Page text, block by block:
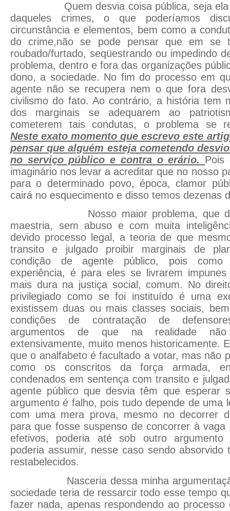
Quem desvia coisa pública, seja ela o
daqueles crimes, o que poderíamos
circunstância e elementos, bem como a
do crime,não se pode pensar que em se
roubado/furtado, seqüestrando ou impedindo
problema, dentro e fora das organizações
dono, a sociedade. No fim do processo em
agente não se recupera nem o que fora
civilismo do fato. Ao contrário, a história tem
dos marginais se adequarem ao
cometerem tais condutas, o problema se
Neste exato momento que escrevo este
pensar que alguém esteja cometendo
no serviço público e contra o erário. Pois
imaginário nos levar a acreditar que no nosso
para o determinado povo, época, clamor
cairá no esquecimento e disso temos dezenas
Nosso maior problema, que
maestria, sem abuso e com muita
devido processo legal, a teoria de que
transito e julgado proibir marginais de
condição de agente público, pois
experiência, é para eles se livrarem
mais dura na justiça social, comum. No
privilegiado como se foi instituído é uma
existissem duas ou mais classes sociais,
condições de contratação de
argumentos de que na realidade não
extensivamente, muito menos historicamente.
que o analfabeto é facultado a votar, mas não
como os conscritos da força armada,
condenados em sentença com transito e
agente público que desvia têm que esperar
argumento é falho, pois tudo depende de uma
com uma mera prova, mesmo no decorrer
para que fosse suspenso de concorrer à
efetivos, poderia até sob outro argumento
poderia assumir, nesse caso sendo absorvido
restabelecidos.
Nasceria dessa minha argumentação
sociedade teria de ressarcir todo esse tempo
fazer nada, apenas respondendo ao processo